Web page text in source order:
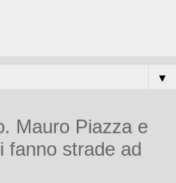
▼
Mauro Piazza e
fanno strade ad